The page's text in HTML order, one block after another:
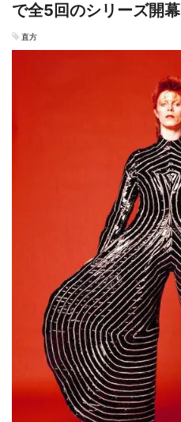
で全5回のシリーズ開幕
直方